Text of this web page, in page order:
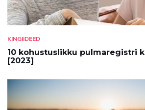
KINGIIDEED
10 kohustuslikku pulmaregistri
[2023]